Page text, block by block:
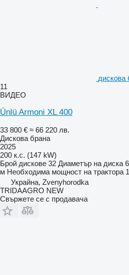
дискова
11
ВИДЕО
Ünlü Armoni XL 400
33 800 € ≈ 66 220 лв.
Дискова брана
2025
200 к.с. (147 kW)
Брой дискове 32 Диаметър на диска
м Необходима мощност на трактора
Украйна, Zvenyhorodka
TRIDAAGRO NEW
Свържете се с продавача